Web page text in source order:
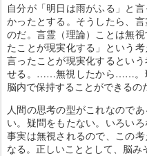
自分が「明日は雨がふる」と
かったとする。そうしたら、
のだ。言霊（理論）ことは無
たことが現実化する」という
言ったことが現実化するとい
せる。……無視したから……。
脳内で保持することができるの
人間の思考の型がこれなので
い。疑問をもたない。いろい
事実は無視されるので、この
なる。正しいこととして、脳み